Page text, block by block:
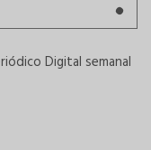
Digital semanal